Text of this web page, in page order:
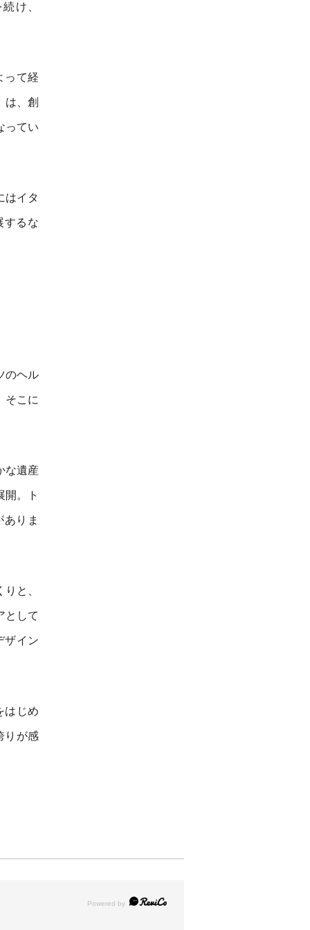
け、
って経
は、創
ってい
はイタ
するな
のヘル
そこに
な遺産
開。ト
りま
と、
として
ザイン
はじめ
りが感